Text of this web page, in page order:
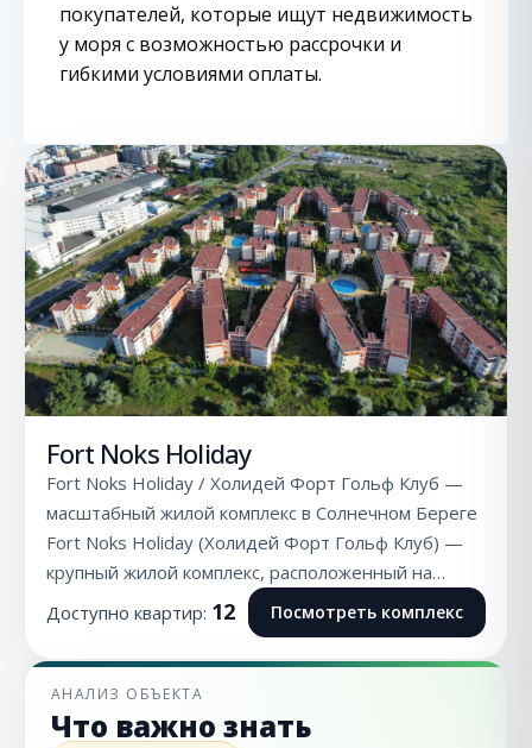
покупателей, которые ищут недвижимость
у моря с возможностью рассрочки и
гибкими условиями оплаты.
Fort Noks Holiday
Fort Noks Holiday / Холидей Форт Гольф Клуб —
масштабный жилой комплекс в Солнечном Береге
Fort Noks Holiday (Холидей Форт Гольф Клуб) —
крупный жилой комплекс, расположенный на…
Доступно квартир: 12 Посмотреть комплекс
АНАЛИЗ ОБЪЕКТА
Что важно знать